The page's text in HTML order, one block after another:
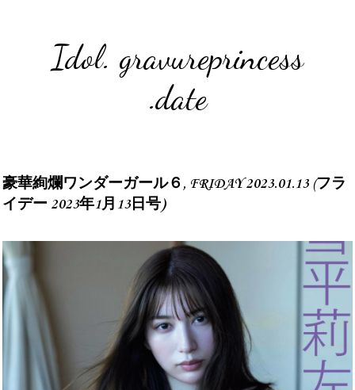
Idol. gravureprincess
.date
豪華絢爛ワンダーガール６, FRIDAY 2023.01.13 (フラ
イデー 2023年1月13日号)